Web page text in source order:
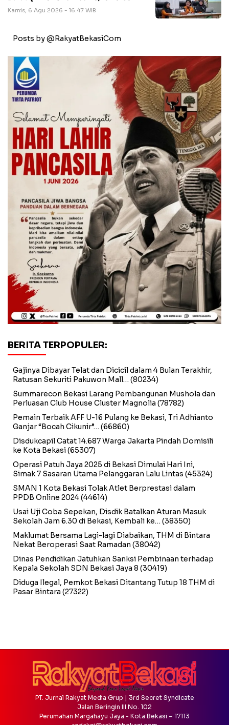
Kamis, 6 Agu 2026 - 16:47 WIB
Posts by @RakyatBekasiCom
BERITA TERPOPULER:
Gajinya Dibayar Telat dan Dicicil dalam 4 Bulan Terakhir,
Ratusan Sekuriti Pakuwon Mall… (80234)
Summarecon Bekasi Larang Pembangunan Mushola dan
Perluasan Club House Cluster Magnolia (78782)
Pemain Terbaik AFF U-16 Pulang ke Bekasi, Tri Adhianto
Ganjar “Bocah Cikunir”… (66860)
Disdukcapil Catat 14.687 Warga Jakarta Pindah Domisili
ke Kota Bekasi(65307)
Operasi Patuh Jaya 2025 di Bekasi Dimulai Hari Ini,
Simak 7 Sasaran Utama Pelanggaran Lalu Lintas (45324)
SMAN 1 Kota Bekasi Tolak Atlet Berprestasi dalam
PPDB Online 2024(44614)
Usai Uji Coba Sepekan, Disdik Batalkan Aturan Masuk
Sekolah Jam 6.30 di Bekasi, Kembali ke… (38350)
Maklumat Bersama Lagi-lagi Diabaikan, THM di Bintara
Nekat Beroperasi Saat Ramadan (38042)
Dinas Pendidikan Jatuhkan Sanksi Pembinaan terhadap
Kepala Sekolah SDN Bekasi Jaya 8 (30419)
Diduga Ilegal, Pemkot Bekasi Ditantang Tutup 18 THM di
Pasar Bintara (27322)
PT. Jurnal Rakyat Media Grup | 3rd Secret Syndicate
Jalan Beringin III No. 102
Perumahan Margahayu Jaya - Kota Bekasi – 17113